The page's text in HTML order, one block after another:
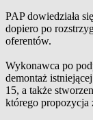
PAP dowiedziała
dopiero po
oferentów.
Wykonawca po
demontaż
15, a także
którego propozycja